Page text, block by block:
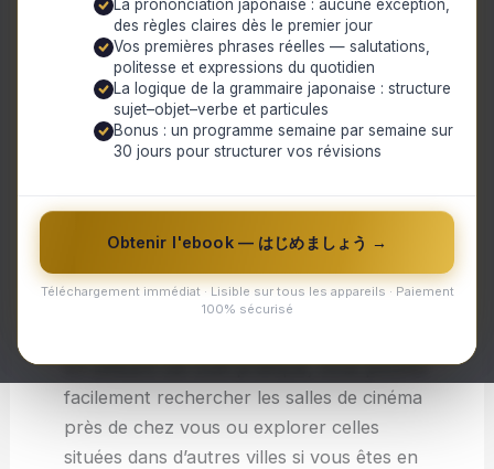
La prononciation japonaise : aucune exception,
des règles claires dès le premier jour
Vos premières phrases réelles — salutations,
politesse et expressions du quotidien
La logique de la grammaire japonaise : structure
sujet–objet–verbe et particules
Bonus : un programme semaine par semaine sur
30 jours pour structurer vos révisions
Obtenir l'ebook — はじめましょう →
Téléchargement immédiat · Lisible sur tous les appareils · Paiement
100% sécurisé
ce guide vous fournira toutes les
informations dont vous avez besoin.
Chaque salle de cinéma répertoriée dans
le guide est soigneusement examinée et
évaluée en fonction de différents critères
des sièges, l’acoustique et même l’offre
alimentaire. Vous trouverez également des
spectateurs passionnés afin d’avoir une
En utilisant cet outil pratique, vous pouvez
facilement rechercher les salles de cinéma
près de chez vous ou explorer celles
situées dans d’autres villes si vous êtes en